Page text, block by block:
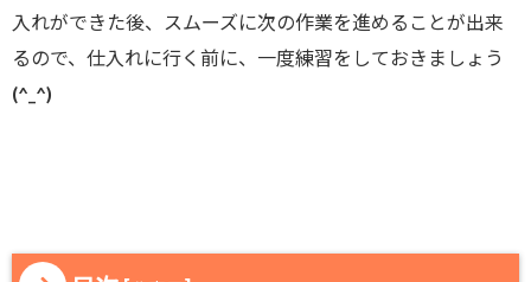
入れができた後、スムーズに次の作業を進めることが出来
るので、仕入れに行く前に、一度練習をしておきましょう
(^_^)